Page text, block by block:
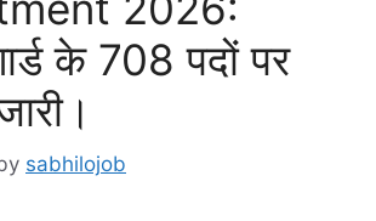
के 708 पदों पर
sabhilojob